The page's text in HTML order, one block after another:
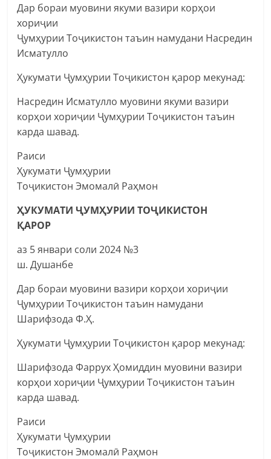
Дар бораи муовини якуми вазири корҳои
хориҷии
Ҷумҳурии Тоҷикистон таъин намудани Насредин
Исматулло
Ҳукумати Ҷумҳурии Тоҷикистон қарор мекунад:
Насредин Исматулло муовини якуми вазири
корҳои хориҷии Ҷумҳурии Тоҷикистон таъин
карда шавад.
Раиси
Ҳукумати Ҷумҳурии
Тоҷикистон Эмомалӣ Раҳмон
ҲУКУМАТИ ҶУМҲУРИИ ТОҶИКИСТОН
ҚАРОР
аз 5 январи соли 2024 №3
ш. Душанбе
Дар бораи муовини вазири корҳои хориҷии
Ҷумҳурии Тоҷикистон таъин намудани
Шарифзода Ф.Ҳ.
Ҳукумати Ҷумҳурии Тоҷикистон қарор мекунад:
Шарифзода Фаррух Ҳомиддин муовини вазири
корҳои хориҷии Ҷумҳурии Тоҷикистон таъин
карда шавад.
Раиси
Ҳукумати Ҷумҳурии
Тоҷикистон Эмомалӣ Раҳмон